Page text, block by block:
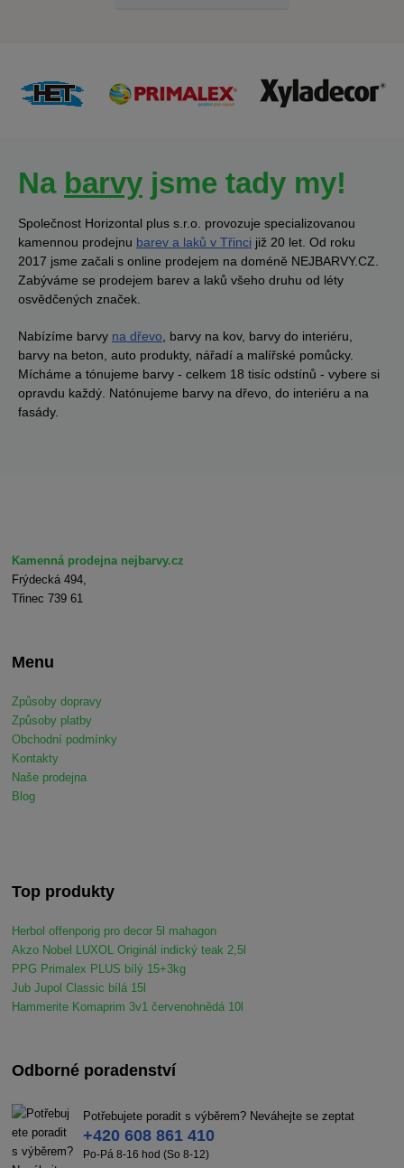
Na barvy jsme tady my!
Společnost Horizontal plus s.r.o. provozuje specializovanou
kamennou prodejnu barev a laků v Třinci již 20 let. Od roku
2017 jsme začali s online prodejem na doméně NEJBARVY.CZ.
Zabýváme se prodejem barev a laků všeho druhu od léty
osvědčených značek.
Nabízíme barvy na dřevo , barvy na kov, barvy do interiéru,
barvy na beton, auto produkty, nářadí a malířské pomůcky.
Mícháme a tónujeme barvy - celkem 18 tisíc odstínů - vybere si
opravdu každý. Natónujeme barvy na dřevo, do interiéru a na
fasády.
Kamenná prodejna nejbarvy.cz
Frýdecká 494,
Třinec 739 61
Menu
Způsoby dopravy
Způsoby platby
Obchodní podmínky
Kontakty
Naše prodejna
Blog
Top produkty
Herbol offenporig pro decor 5l mahagon
Akzo Nobel LUXOL Originál indický teak 2,5l
PPG Primalex PLUS bílý 15+3kg
Jub Jupol Classic bílá 15l
Hammerite Komaprim 3v1 červenohnědá 10l
Odborné poradenství
Potřebujete poradit s výběrem? Neváhejte se zeptat
+420 608 861 410
Po-Pá 8-16 hod (So 8-12)